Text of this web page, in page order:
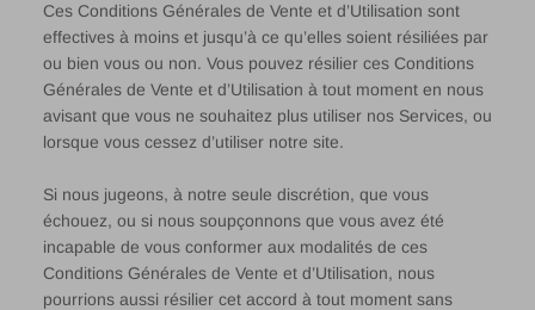
Ces Conditions Générales de Vente et d’Utilisation sont
effectives à moins et jusqu’à ce qu’elles soient résiliées par
ou bien vous ou non. Vous pouvez résilier ces Conditions
Générales de Vente et d’Utilisation à tout moment en nous
avisant que vous ne souhaitez plus utiliser nos Services, ou
lorsque vous cessez d’utiliser notre site.
Si nous jugeons, à notre seule discrétion, que vous
échouez, ou si nous soupçonnons que vous avez été
incapable de vous conformer aux modalités de ces
Conditions Générales de Vente et d’Utilisation, nous
pourrions aussi résilier cet accord à tout moment sans